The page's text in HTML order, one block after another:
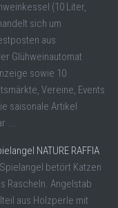
(10 Liter,
sich um
aus
Glühweinautomat
sowie 10
Vereine, Events
saisonale Artikel
...
NATURE RAFFIA
betört Katzen
Rascheln. Angelstab
aus Holzperle mit